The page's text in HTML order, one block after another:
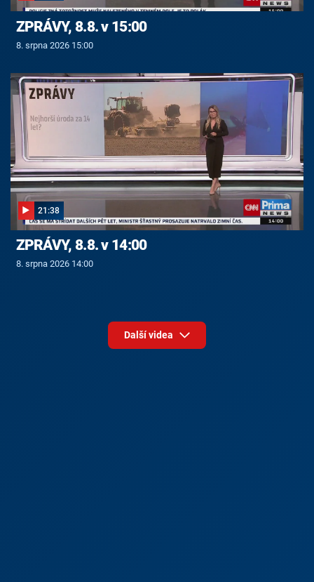
ZPRÁVY, 8.8. v 15:00
8. srpna 2026 15:00
21:38
ZPRÁVY, 8.8. v 14:00
8. srpna 2026 14:00
Další videa